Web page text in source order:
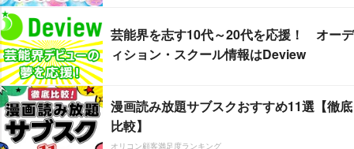
芸能界を志す10代～20代を応援！ オーデ
ィション・スクール情報はDeview
漫画読み放題サブスクおすすめ11選【徹底
比較】
オリコン顧客満足度ランキング